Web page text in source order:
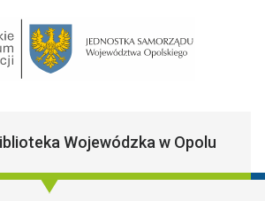
Main
Wojewódzka w Opolu